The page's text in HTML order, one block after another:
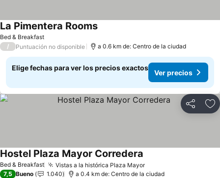
Bed & Breakfast
La Pimentera RoomsVer precios
/ Puntuación no disponible a 0.6 km de: Centro de la ciudad
Elige fechas para ver los precios exactos
Ver precios
Compartir
Bed & Breakfast Vistas a la histórica Plaza MayorVer precios
Hostel Plaza Mayor Corredera
7,5 Bueno 1.040 a 0.4 km de: Centro de la ciudad